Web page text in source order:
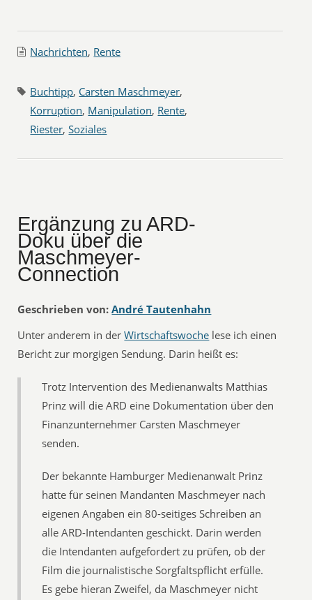
Nachrichten, Rente
Buchtipp, Carsten Maschmeyer,
Korruption, Manipulation, Rente,
Riester,Soziales
Ergänzung zu ARD-
Doku über die
Maschmeyer-
Connection
Geschrieben von: André Tautenhahn
Unter anderem in derWirtschaftswoche lese ich einen
Bericht zur morgigen Sendung. Darin heißt es:
Trotz Intervention des Medienanwalts Matthias
Prinz will die ARD eine Dokumentation über den
Finanzunternehmer Carsten Maschmeyer
senden.
Der bekannte Hamburger Medienanwalt Prinz
hatte für seinen Mandanten Maschmeyer nach
eigenen Angaben ein 80-seitiges Schreiben an
alle ARD-Intendanten geschickt. Darin werden
die Intendanten aufgefordert zu prüfen, ob der
Film die journalistische Sorgfaltspflicht erfülle.
Es gebe hieran Zweifel, da Maschmeyer nicht